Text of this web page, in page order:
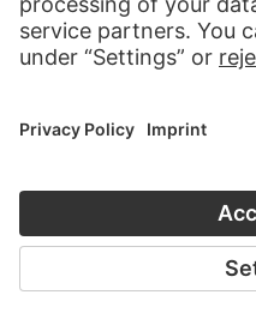
LEONARDO DA VINCI;